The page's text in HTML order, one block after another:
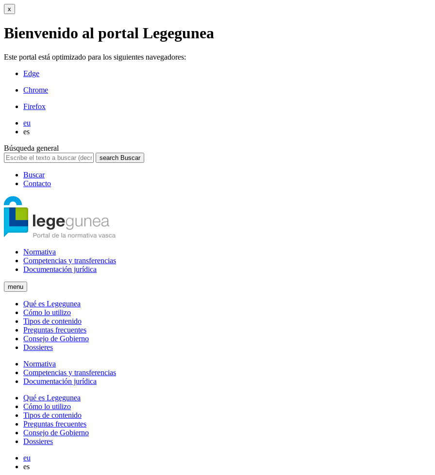
x
Bienvenido al portal Legegunea
Este portal está optimizado para los siguientes navegadores:
Edge
Chrome
Firefox
eu
es
Búsqueda general
search Buscar
Buscar
Contacto
Normativa
Competencias y transferencias
Documentación jurídica
menu
Qué es Legegunea
Cómo lo utilizo
Tipos de contenido
Preguntas frecuentes
Consejo de Gobierno
Dossieres
Normativa
Competencias y transferencias
Documentación jurídica
Qué es Legegunea
Cómo lo utilizo
Tipos de contenido
Preguntas frecuentes
Consejo de Gobierno
Dossieres
eu
es